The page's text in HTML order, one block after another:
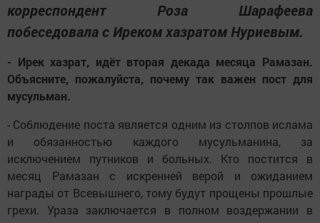
корреспондент Роза Шарафеева
побеседовала с Иреком хазратом Нуриевым.
- Ирек хазрат, идёт вторая декада месяца Рамазан.
Объясните, пожалуйста, почему так важен пост для
мусульман.
- Соблюдение поста является одним из столпов ислама
и обязанностью каждого мусульманина, за
исключением путников и больных. Кто постится в
месяц Рамазан с искренней верой и ожиданием
награды от Всевышнего, тому будут прощены прошлые
грехи. Ураза заключается в полном воздержании в